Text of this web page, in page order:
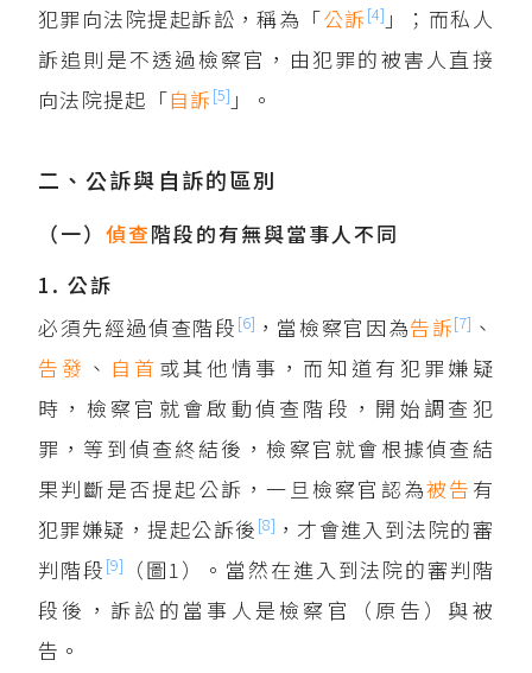
犯罪向法院提起訴訟，稱為「公訴[4] 」；而私人
訴追則是不透過檢察官，由犯罪的被害人直接
向法院提起「自訴[5] 」。
二、公訴與自訴的區別
（一）偵查階段的有無與當事人不同
1. 公訴
必須先經過偵查階段 [6] ，當檢察官因為告訴[7] 、
告發 、 自首 或其他情事，而知道有犯罪嫌疑
時，檢察官就會啟動偵查階段，開始調查犯
罪，等到偵查終結後，檢察官就會根據偵查結
果判斷是否提起公訴，一旦檢察官認為被告 有
犯罪嫌疑，提起公訴後 [8] ，才會進入到法院的審
判階段 [9]
（圖1）。當然在進入到法院的審判階
段後，訴訟的當事人是檢察官（原告）與被
告。